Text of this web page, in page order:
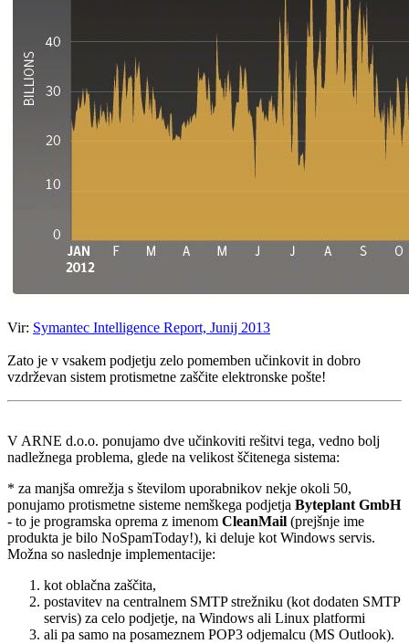
Vir: Symantec Intelligence Report, Junij 2013
Zato je v vsakem podjetju zelo pomemben učinkovit in dobro
vzdrževan sistem protismetne zaščite elektronske pošte!
V ARNE d.o.o. ponujamo dve učinkoviti rešitvi tega, vedno bolj
nadležnega problema, glede na velikost ščitenega sistema:
* za manjša omrežja s številom uporabnikov nekje okoli 50,
ponujamo protismetne sisteme nemškega podjetja Byteplant GmbH
- to je programska oprema z imenom CleanMail (prejšnje ime
produkta je bilo NoSpamToday!), ki deluje kot Windows servis.
Možna so naslednje implementacije:
kot oblačna zaščita,
postavitev na centralnem SMTP strežniku (kot dodaten SMTP
servis) za celo podjetje, na Windows ali Linux platformi
ali pa samo na posameznem POP3 odjemalcu (MS Outlook).